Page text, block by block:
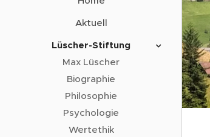
Aktuell
Lüscher-Stiftung
Max Lüscher
Biographie
Philosophie
Psychologie
Wertethik